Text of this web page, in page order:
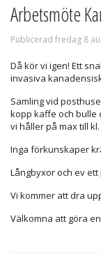
Arbetsmöte
Publicerad fredag 8
Då kör vi igen! Ett
invasiva
Samling vid
kopp kaffe och bulle
vi håller på max till
Inga förkunskaper
Långbyxor och ev
Vi kommer att dra
Välkomna att göra